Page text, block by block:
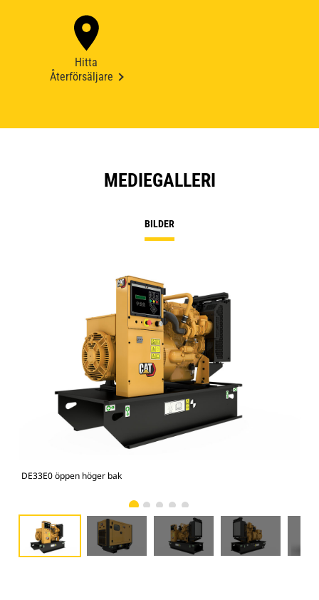
Hitta
Återförsäljare
MEDIEGALLERI
BILDER
DE33E0 öppen höger bak